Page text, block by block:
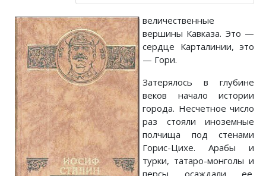
величественные
вершины Кавказа. Это —
сердце Карталинии, это
— Гори.
Затерялось в глубине
веков начало истории
города. Несчетное число
раз стояли иноземные
полчища под стенами
Горис-Цихе. Арабы и
турки, татаро-монголы и